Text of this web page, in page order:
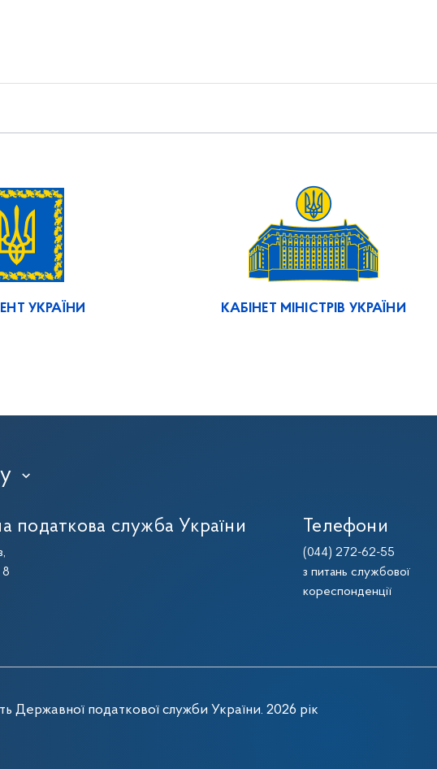
УКРАЇНИ КАБІНЕТ МІНІСТРІВ УКРАЇНИ
›
податкова служба України
8
Телефони
(044) 272-62-55
з питань службової
кореспонденції
Державної податкової служби України. 2026 рік